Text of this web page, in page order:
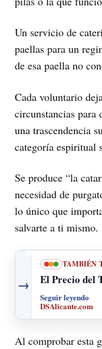
Un servicio de
paellas para un
de esa paella no
Cada voluntario
circunstancias para
una trascendencia
categoría espiritual
Se produce “la
necesidad de
lo único que
salvarte a ti mismo.
→
TAMBIÉN
El Precio del
Seguir leyendo
DSAlicante.com
Al comprobar esta